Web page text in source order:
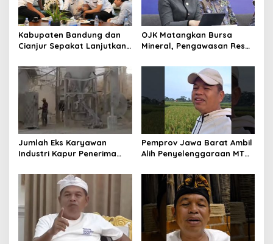
Kabupaten Bandung dan
Cianjur Sepakat Lanjutkan
Percepat Pertumbuhan
Ekonomi Daerah
OJK Matangkan Bursa
Mineral, Pengawasan Resmi
Jumlah Eks Karyawan
Industri Kapur Penerima
Bertambah, KDM: Kita
Identifikasi
Pemprov Jawa Barat Ambil
Alih Penyelenggaraan MTQ
Jadi Tuan Rumah